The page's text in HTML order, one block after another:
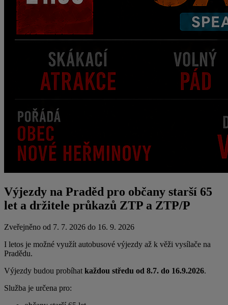
Výjezdy na Praděd pro občany starší 65
let a držitele průkazů ZTP a ZTP/P
Zveřejněno od 7. 7. 2026 do 16. 9. 2026
I letos je možné využít autobusové výjezdy až k věži vysílače na
Pradědu.
Výjezdy budou probíhat každou středu od 8.7. do 16.9.2026.
Služba je určena pro: